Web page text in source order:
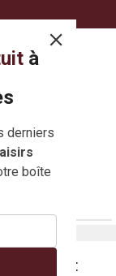
Secs et
à
derniers
boîte